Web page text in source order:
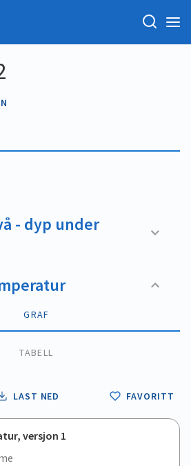
- dyp under
GRAF
TABELL
LAST NED FAVORITT
versjon 1